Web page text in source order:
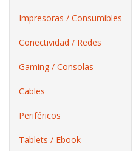
Impresoras / Consumibles
Conectividad / Redes
Gaming / Consolas
Cables
Periféricos
Tablets / Ebook